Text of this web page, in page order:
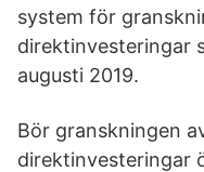
system för
direktinvesteringar
augusti 2019.
Bör granskningen
direktinvesteringar